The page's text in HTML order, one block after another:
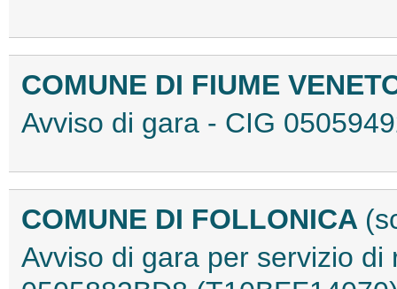
COMUNE DI FIUME
Avviso di gara - CIG
COMUNE DI FOLLONICA
Avviso di gara per servizio